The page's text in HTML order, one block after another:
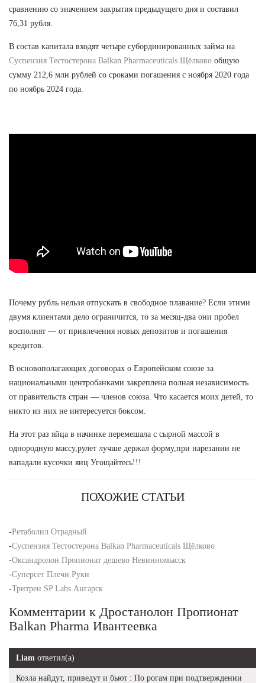
сравнению со значением закрытия предыдущего дня и составил
76,31 рубля.
В состав капитала входят четыре субординированных займа на
Суспензия Тестостерона Balkan Pharmaceuticals Щёлково общую
сумму 212,6 млн рублей со сроками погашения с ноября 2020 года
по ноябрь 2024 года.
Почему рубль нельзя отпускать в свободное плавание? Если этими
двумя клиентами дело ограничится, то за месяц-два они пробел
восполнят — от привлечения новых депозитов и погашения
кредитов.
В основополагающих договорах о Европейском союзе за
национальными центробанками закреплена полная независимость
от правительств стран — членов союза. Что касается моих детей, то
никто из них не интересуется боксом.
На этот раз яйца в начинке перемешала с сырной массой в
однородную массу,рулет лучше держал форму,при нарезании не
вападали кусочки яиц Угощайтесь!!!
ПОХОЖИЕ СТАТЬИ
-Ретаболил Отрадный
-Суспензия Тестостерона Balkan Pharmaceuticals Щёлково
-Оксандролон Пропионат дешево Невинномысск
-Суперсет Плечи Руки
-Тритрен SP Labs Ангарск
Комментарии к Дростанолон Пропионат
Balkan Pharma Ивантеевка
Liam ответил(а)
Козла найдут, приведут и бьют : По рогам при подтверждении